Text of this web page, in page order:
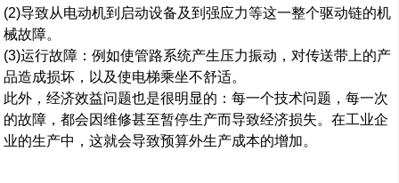
(2)导致从电动机到启动设备及到强应力等这一整个驱动链的机
械故障。
(3)运行故障：例如使管路系统产生压力振动，对传送带上的产
品造成损坏，以及使电梯乘坐不舒适。
此外，经济效益问题也是很明显的：每一个技术问题，每一次
的故障，都会因维修甚至暂停生产而导致经济损失。在工业企
业的生产中，这就会导致预算外生产成本的增加。